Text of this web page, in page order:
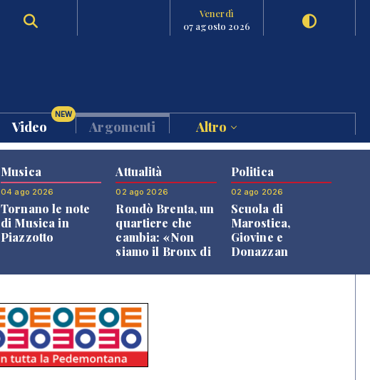
Venerdì
07 agosto 2026
Video
NEW
Argomenti Altro
Musica
04 ago 2026
Tornano le note
di Musica in
Piazzotto
Attualità
02 ago 2026
Rondò Brenta, un
quartiere che
cambia: «Non
siamo il Bronx di
Politica
02 ago 2026
Scuola di
Marostica,
Giovine e
Donazzan